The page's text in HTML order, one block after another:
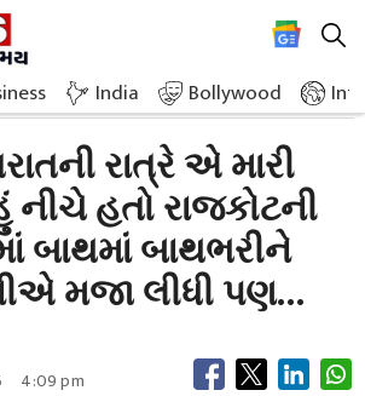
India Bollywood
On The Wedding Night My Aunt Was On Top
રાત્રે એ મારી
હતો રાજકોટની
બાથમાં બાથભરીને
મજા લીધી પણ…
4:09 pm